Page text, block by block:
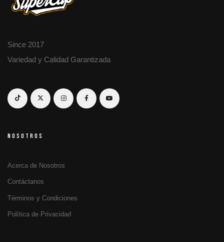
Since 2017
Variedad y Calidad Garantizada
NOSOTROS
Acerca de Nosotros
Contáctanos
Términos y Condiciones
Política de Privacidad